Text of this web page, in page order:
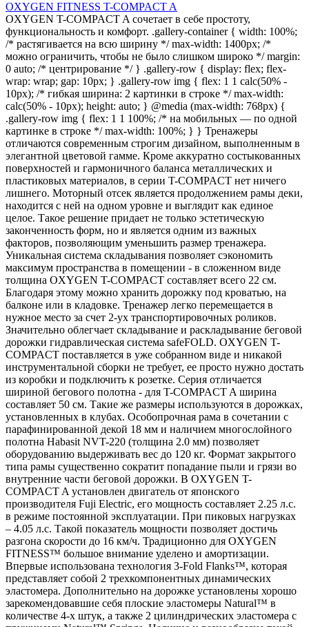
OXYGEN FITNESS T-COMPACT A
OXYGEN T-COMPACT A сочетает в себе простоту,
функциональность и комфорт. .gallery-container { width: 100%;
/* растягивается на всю ширину */ max-width: 1400px; /*
можно ограничить, чтобы не было слишком широко */ margin:
0 auto; /* центрирование */ } .gallery-row { display: flex; flex-
wrap: wrap; gap: 10px; } .gallery-row img { flex: 1 1 calc(50% -
10px); /* гибкая ширина: 2 картинки в строке */ max-width:
calc(50% - 10px); height: auto; } @media (max-width: 768px) {
.gallery-row img { flex: 1 1 100%; /* на мобильных — по одной
картинке в строке */ max-width: 100%; } } Тренажеры
отличаются современным строгим дизайном, выполненным в
элегантной цветовой гамме. Кроме аккуратно состыкованных
поверхностей и гармоничного баланса металлических и
пластиковых материалов, в серии T-COMPACT нет ничего
лишнего. Моторный отсек является продолжением рамы деки,
находится с ней на одном уровне и выглядит как единое
целое. Такое решение придает не только эстетическую
законченность форм, но и является одним из важных
факторов, позволяющим уменьшить размер тренажера.
Уникальная система складывания позволяет сэкономить
максимум пространства в помещении - в сложенном виде
толщина OXYGEN T-COMPACT составляет всего 22 см.
Благодаря этому можно хранить дорожку под кроватью, на
балконе или в кладовке. Тренажер легко перемещается в
нужное место за счет 2-ух транспортировочных роликов.
Значительно облегчает складывание и раскладывание беговой
дорожки гидравлическая система safeFOLD. OXYGEN T-
COMPACT поставляется в уже собранном виде и никакой
инструментальной сборки не требует, ее просто нужно достать
из коробки и подключить к розетке. Серия отличается
шириной бегового полотна - для T-COMPACT A ширина
составляет 50 см. Такие же размеры используются в дорожках,
установленных в клубах. Особопрочная рама в сочетании с
парафинированной декой 18 мм и наличием многослойного
полотна Habasit NVT-220 (толщина 2.0 мм) позволяет
оборудованию выдерживать вес до 120 кг. Формат закрытого
типа рамы существенно сократит попадание пыли и грязи во
внутренние части беговой дорожки. В OXYGEN T-
COMPACT A установлен двигатель от японского
производителя Fuji Electric, его мощность составляет 2.25 л.с.
в режиме постоянной эксплуатации. При пиковых нагрузках
– 4.05 л.с. Такой показатель мощности позволяет достичь
разгона скорости до 16 км/ч. Традиционно для OXYGEN
FITNESS™ большое внимание уделено и амортизации.
Впервые использована технология 3-Fold Flanks™, которая
представляет собой 2 трехкомпонентных динамических
эластомера. Дополнительно на дорожке установлены хорошо
зарекомендовавшие себя плоские эластомеры Natural™ в
количестве 4-х штук, а также 2 цилиндрических эластомера с